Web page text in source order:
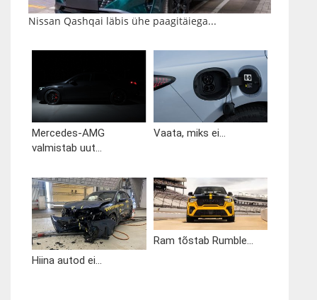
Nissan Qashqai läbis ühe paagitäiega...
Mercedes-AMG
valmistab uut...
Vaata, miks ei...
Hiina autod ei...
Ram tõstab Rumble...